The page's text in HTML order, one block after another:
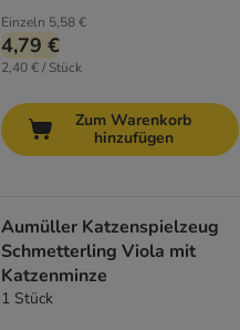
Einzeln 5,58 €
4,79 €
2,40 € / Stück
Zum Warenkorb
hinzufügen
Aumüller Katzenspielzeug
Schmetterling Viola mit
Katzenminze
1 Stück